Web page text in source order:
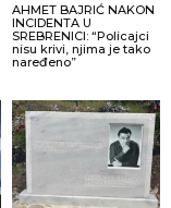
AHMET BAJRIĆ NAKON
INCIDENTA U
SREBRENICI: “Policajci
nisu krivi, njima je tako
naređeno”